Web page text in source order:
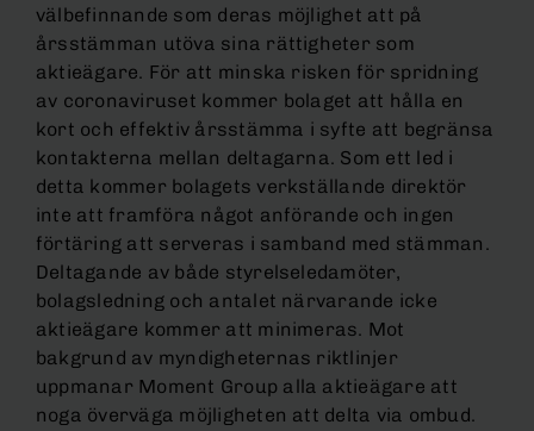
välbefinnande som deras möjlighet att på
årsstämman utöva sina rättigheter som
aktieägare. För att minska risken för spridning
av coronaviruset kommer bolaget att hålla en
kort och effektiv årsstämma i syfte att begränsa
kontakterna mellan deltagarna. Som ett led i
detta kommer bolagets verkställande direktör
inte att framföra något anförande och ingen
förtäring att serveras i samband med stämman.
Deltagande av både styrelseledamöter,
bolagsledning och antalet närvarande icke
aktieägare kommer att minimeras. Mot
bakgrund av myndigheternas riktlinjer
uppmanar Moment Group alla aktieägare att
noga överväga möjligheten att delta via ombud.